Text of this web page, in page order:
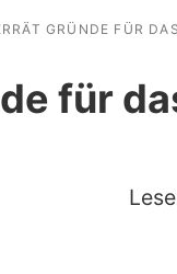
GRÜNDE FÜR
für